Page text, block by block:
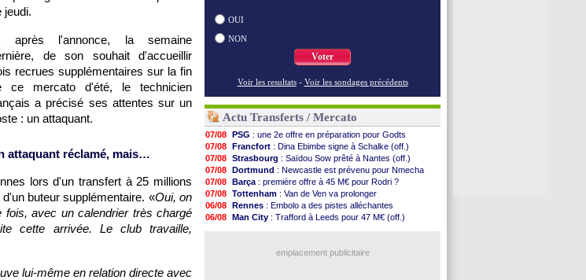
jeudi.
après l'annonce, la semaine
de son souhait d'accueillir
recrues supplémentaires sur la fin
ce mercato d'été, le technicien
a précisé ses attentes sur un
: un attaquant.
attaquant réclamé, mais…
lors d'un transfert à 25 millions
buteur supplémentaire. «Oui, on
fois, avec un calendrier très chargé
cette arrivée. Le club travaille,
lui-même en relation directe avec
OUI
NON
Voter
Voir les resultats - Voir les sondages précédents
Actu Transferts / Mercato
07/08 PSG : une 2e offre en préparation pour Godts
07/08 Francfort : Dina Ebimbe signe à Schalke (off.)
07/08 Strasbourg : Saïdou Sow prêté à Nantes (off.)
07/08 Dortmund : Newcastle est prévenu pour Nmecha
07/08 Barça : première offre à 45 M€ pour Rodri ?
07/08 Tottenham : Van de Ven va prolonger
06/08 Rennes : Embolo a des pistes alléchantes
06/08 Man City : Trafford à Leeds pour 47 M€ (off.)
: Vinicius jusqu'en 2032 (officiel)
emplacement publicitaire